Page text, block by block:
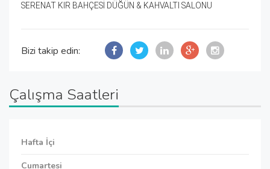
SERENAT KIR BAHÇESİ DÜĞÜN & KAHVALTI SALONU
Bizi takip edin:
Çalışma Saatleri
Hafta İçi
Cumartesi